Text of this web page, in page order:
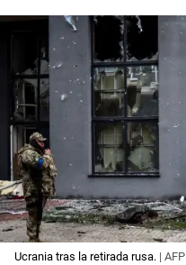
Ucrania tras la retirada rusa. | AFP